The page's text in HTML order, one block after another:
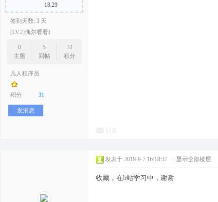
18:29
签到天数: 3 天
[LV.2]偶尔看看I
0
主题
5
回帖
31
积分
凡人程序员
积分 31
发消息
发表于 2019-9-7 16:18:37 显示全部楼层
收藏，在b站学习中，谢谢